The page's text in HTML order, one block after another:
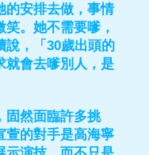
的安排去做，事情
。她不需要嗲，
說，「30歲出頭的
就會去嗲別人，是
固然面臨許多挑
萱的對手是高海寧